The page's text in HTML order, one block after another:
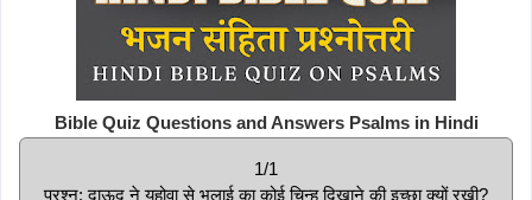
Bible Quiz Questions and Answers Psalms in Hindi
1/1
प्रश्न: दाऊद ने यहोवा से भलाई का कोई चिन्ह दिखाने की इच्छा क्यों रखी?